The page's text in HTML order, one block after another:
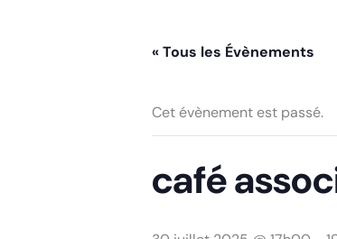
« Tous les Évènements
Cet évènement est passé.
café